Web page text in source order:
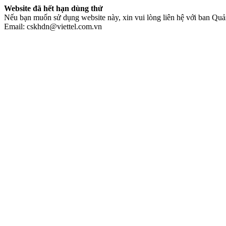
Website đã hết hạn dùng thử
Nếu bạn muốn sử dụng website này, xin vui lòng liên hệ với ban
Email: cskhdn@viettel.com.vn